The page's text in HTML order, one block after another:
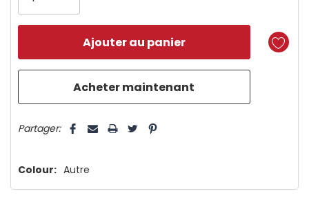
plus
Partager:
Colour: Autre